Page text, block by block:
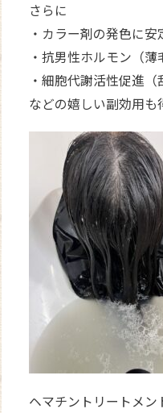
さらに
・カラー剤の発色に安
・抗男性ホルモン（薄
・細胞代謝活性促進（
などの嬉しい副効用も
ヘマチントリートメン